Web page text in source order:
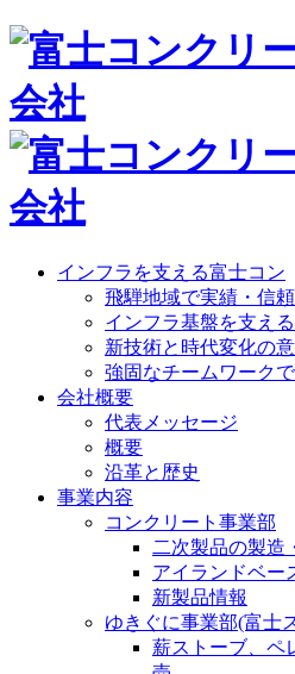
インフラを支える富士コン
飛騨地域で実績・信
インフラ基盤を支え
新技術と時代変化の
強固なチームワーク
会社概要
代表メッセージ
概要
沿革と歴史
事業内容
コンクリート事業部
二次製品の製造
アイランドベー
新製品情報
ゆきぐに事業部(富士
薪ストーブ、ペ